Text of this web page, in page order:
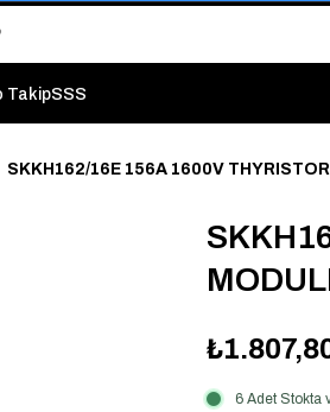
Kadar Verilen Siparişlerde Aynı Gün
"Binlerce Ürün Çeşitliliği ile Stoktan Hemen
Fiyatına Perakende Satış Avantajını
"Üyelere Özel: Stok Önceliği ve Proje
TakipSSS
SKKH162/16E 156A 1600V
6 Adet Stokta